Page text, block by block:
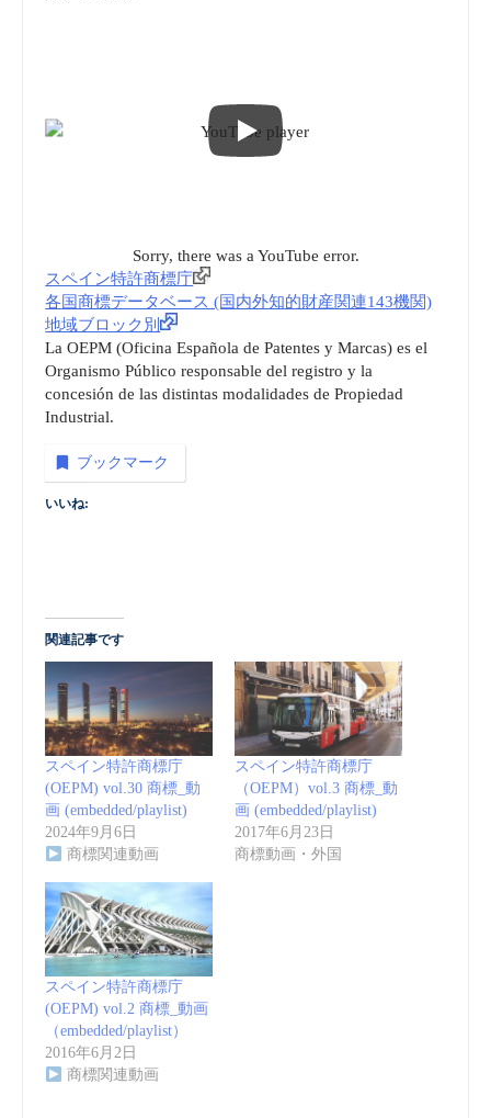
Sorry, there was a YouTube error.
スペイン特許商標庁
各国商標データベース (国内外知的財産関連143機関)
地域ブロック別
La OEPM (Oficina Española de Patentes y Marcas) es el
Organismo Público responsable del registro y la
concesión de las distintas modalidades de Propiedad
Industrial.
ブックマーク
いいね:
関連記事です
スペイン特許商標庁
(OEPM) vol.30 商標_動
画 (embedded/playlist)
2024年9月6日
商標関連動画
スペイン特許商標庁
（OEPM）vol.3 商標_動
画 (embedded/playlist)
2017年6月23日
商標動画・外国
スペイン特許商標庁
(OEPM) vol.2 商標_動画
（embedded/playlist）
2016年6月2日
商標関連動画